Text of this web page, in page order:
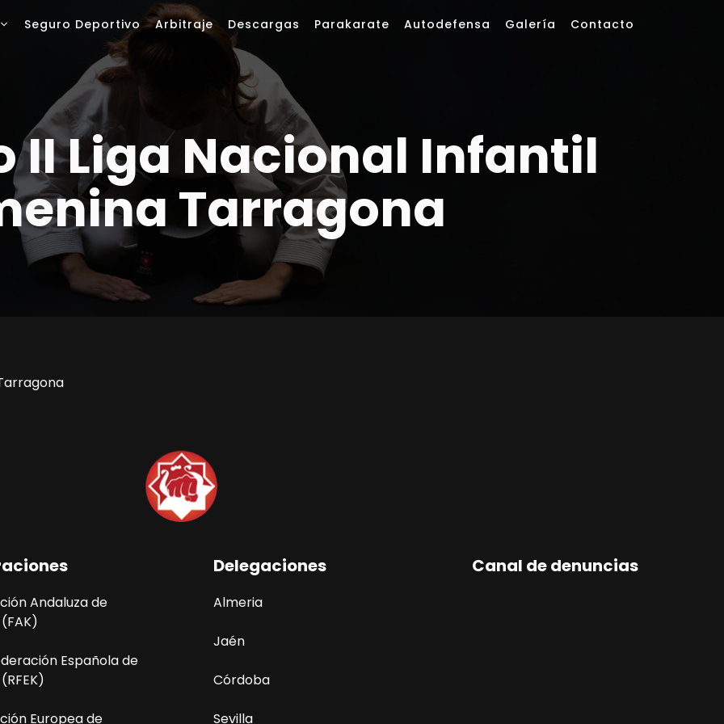
Seguro Deportivo Arbitraje Descargas Parakarate Autodefensa Galería Contacto
II Liga Nacional Infantil
Tarragona
Andaluza de
Española de
Europea de
Delegaciones
Almeria
Jaén
Córdoba
Sevilla
Canal de denuncias